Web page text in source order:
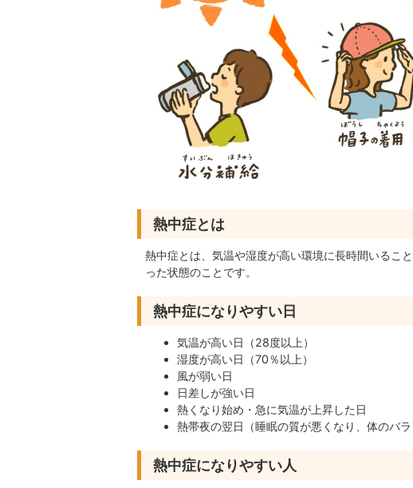
熱中症とは
熱中症とは、気温や湿度が高い環境に長時間いるこ
った状態のことです。
熱中症になりやすい日
気温が高い日（28度以上）
湿度が高い日（70％以上）
風が弱い日
日差しが強い日
熱くなり始め・急に気温が上昇した日
熱帯夜の翌日（睡眠の質が悪くなり、体のバ
熱中症になりやすい人